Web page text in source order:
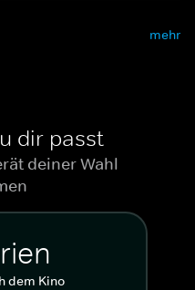
mehr
dir passt
deiner Wahl
dem Kino